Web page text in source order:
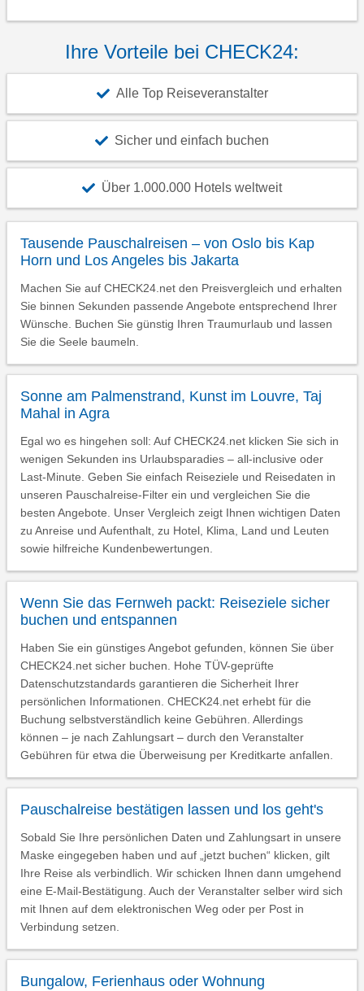
Ihre Vorteile bei CHECK24:
Alle Top Reiseveranstalter
Sicher und einfach buchen
Über 1.000.000 Hotels weltweit
Tausende Pauschalreisen – von Oslo bis Kap
Horn und Los Angeles bis Jakarta
Machen Sie auf CHECK24.net den Preisvergleich und erhalten
Sie binnen Sekunden passende Angebote entsprechend Ihrer
Wünsche. Buchen Sie günstig Ihren Traumurlaub und lassen
Sie die Seele baumeln.
Sonne am Palmenstrand, Kunst im Louvre, Taj
Mahal in Agra
Egal wo es hingehen soll: Auf CHECK24.net klicken Sie sich in
wenigen Sekunden ins Urlaubsparadies – all-inclusive oder
Last-Minute. Geben Sie einfach Reiseziele und Reisedaten in
unseren Pauschalreise-Filter ein und vergleichen Sie die
besten Angebote. Unser Vergleich zeigt Ihnen wichtigen Daten
zu Anreise und Aufenthalt, zu Hotel, Klima, Land und Leuten
sowie hilfreiche Kundenbewertungen.
Wenn Sie das Fernweh packt: Reiseziele sicher
buchen und entspannen
Haben Sie ein günstiges Angebot gefunden, können Sie über
CHECK24.net sicher buchen. Hohe TÜV-geprüfte
Datenschutzstandards garantieren die Sicherheit Ihrer
persönlichen Informationen. CHECK24.net erhebt für die
Buchung selbstverständlich keine Gebühren. Allerdings
können – je nach Zahlungsart – durch den Veranstalter
Gebühren für etwa die Überweisung per Kreditkarte anfallen.
Pauschalreise bestätigen lassen und los geht's
Sobald Sie Ihre persönlichen Daten und Zahlungsart in unsere
Maske eingegeben haben und auf „jetzt buchen“ klicken, gilt
Ihre Reise als verbindlich. Wir schicken Ihnen dann umgehend
eine E-Mail-Bestätigung. Auch der Veranstalter selber wird sich
mit Ihnen auf dem elektronischen Weg oder per Post in
Verbindung setzen.
Bungalow, Ferienhaus oder Wohnung